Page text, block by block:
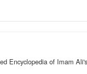
Encyclopedia of Imam